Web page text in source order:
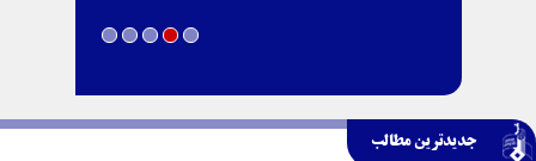
جدیدترین مطالب